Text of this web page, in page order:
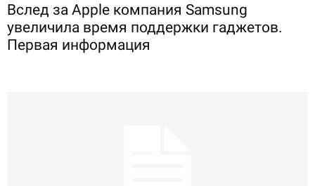
Вслед за Apple компания Samsung
увеличила время поддержки гаджетов.
Первая информация